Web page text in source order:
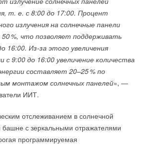
т. е. с 8:00 до 17:00. Процент
излучения на солнечные панели
50%, что позволяет поддерживать
16:00. Из-за этого увеличения
с 9:00 до 16:00 увеличение количества
составляет 20–25% по
монтажом солнечных панелей», —
ИИТ.
отслеживанием в солнечной
башне с зеркальными отражателями
программируемая
это уже вопросы к строителю».
ИЮЛЯ 2026
штатов и Нью-Йорка подала в суд на
ИЮЛЯ 2026
строить по ГОСТу с учетом изменений
ИЮЛЯ 2026
Форум «Собственная
ИЮЛЯ 2026